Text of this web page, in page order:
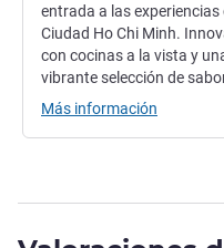
entrada a las
Ciudad Ho Chi Minh.
con cocinas a la vista y
vibrante selección de
Más información